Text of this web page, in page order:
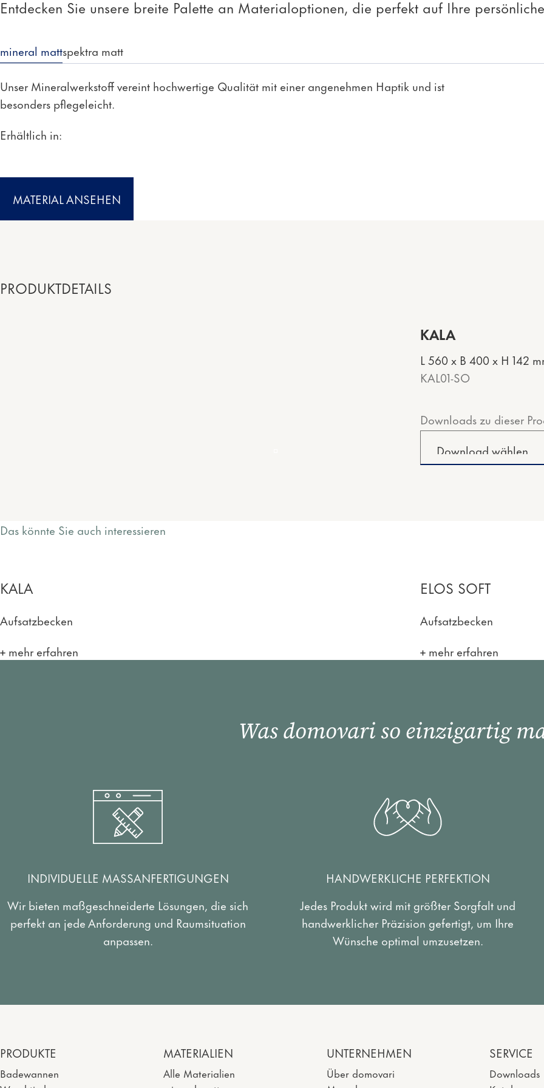
Entdecken Sie unsere breite Palette an Materialoptionen, die perfekt auf Ihre
mineral mattspektra matt
Unser Mineralwerkstoff vereint hochwertige Qualität mit einer angenehmen Haptik und ist
besonders pflegeleicht.
Erhältlich in:
MATERIAL ANSEHEN
PRODUKTDETAILS
KALA
L 560 x B 400 x H 142
KAL01-SO
Downloads zu dieser
Das könnte Sie auch interessieren
KALA
Aufsatzbecken
mehr erfahren
ELOS SOFT
Aufsatzbecken
mehr erfahren
Was domovari so einzigartig
INDIVIDUELLE MASSANFERTIGUNGEN
Wir bieten maßgeschneiderte Lösungen, die sich
perfekt an jede Anforderung und Raumsituation
anpassen.
HANDWERKLICHE PERFEKTION
Jedes Produkt wird mit größter Sorgfalt und
handwerklicher Präzision gefertigt, um Ihre
Wünsche optimal umzusetzen.
PRODUKTE
Badewannen
MATERIALIEN
Alle Materialien
UNTERNEHMEN
Über domovari
SERVICE
Downloads